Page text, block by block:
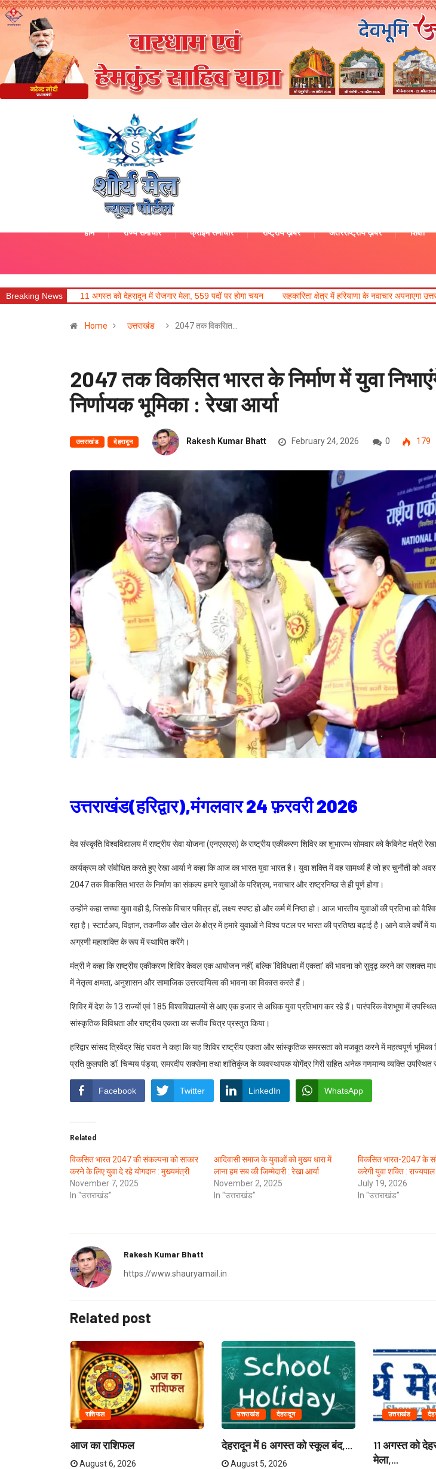
होम राज्य समाचार क्राइम समाचार राष्ट्रीय ख़बरें अंतरराष्ट्रीय ख़बरें शिक्षा
Breaking News
अगस्त को देहरादून में रोजगार मेला, 559 पदों पर होगा चयन सहकारिता क्षेत्र में हरियाणा के नवाचार अपनाएगा उत्तराखंड : धन सिंह रावत
Home उत्तराखंड 2047 तक विकसित…
2047 तक विकसित भारत के निर्माण में युवा
निर्णायक भूमिका : रेखा आर्या
उत्तराखंड देहरादून Rakesh Kumar Bhatt February 24, 2026 0 179
उत्तराखंड(हरिद्वार),मंगलवार 24 फ़रवरी 2026
देव संस्कृति विश्वविद्यालय में राष्ट्रीय सेवा योजना (एनएसएस) के राष्ट्रीय एकीकरण शिविर का शुभारम्भ सोमवार को कैबिनेट मंत्री
कार्यक्रम को संबोधित करते हुए रेखा आर्या ने कहा कि आज का भारत युवा भारत है। युवा शक्ति में वह सामर्थ्य है जो हर चुनौती को
2047 तक विकसित भारत के निर्माण का संकल्प हमारे युवाओं के परिश्रम, नवाचार और राष्ट्रनिष्ठा से ही पूर्ण होगा।
उन्होंने कहा सच्चा युवा वही है, जिसके विचार पवित्र हों, लक्ष्य स्पष्ट हो और कर्म में निष्ठा हो। आज भारतीय युवाओं की प्रतिभा को
रहा है। स्टार्टअप, विज्ञान, तकनीक और खेल के क्षेत्र में हमारे युवाओं ने विश्व पटल पर भारत की प्रतिष्ठा बढ़ाई है। आने वाले वर्षों में
अग्रणी महाशक्ति के रूप में स्थापित करेंगे।
मंत्री ने कहा कि राष्ट्रीय एकीकरण शिविर केवल एक आयोजन नहीं, बल्कि ‘विविधता में एकता’ की भावना को सुदृढ़ करने का सशक्त
में नेतृत्व क्षमता, अनुशासन और सामाजिक उत्तरदायित्व की भावना का विकास करते हैं।
शिविर में देश के 13 राज्यों एवं 185 विश्वविद्यालयों से आए एक हजार से अधिक युवा प्रतिभाग कर रहे हैं। पारंपरिक वेशभूषा में
सांस्कृतिक विविधता और राष्ट्रीय एकता का सजीव चित्र प्रस्तुत किया।
हरिद्वार सांसद त्रिवेंद्र सिंह रावत ने कहा कि यह शिविर राष्ट्रीय एकता और सांस्कृतिक समरसता को मजबूत करने में महत्वपूर्ण भूमिका
प्रति कुलपति डॉ. चिन्मय पंड्या, समरदीप सक्सेना तथा शांतिकुंज के व्यवस्थापक योगेंद्र गिरी सहित अनेक गणमान्य व्यक्ति उपस्थित
Facebook Twitter LinkedIn WhatsApp
Related
विकसित भारत 2047 की संकल्पना को साकार
करने के लिए युवा दे रहे योगदान : मुख्यमंत्री
November 7, 2025
In "उत्तराखंड"
आदिवासी समाज के युवाओं को मुख्य धारा में
लाना हम सब की जिम्मेदारी : रेखा आर्या
November 2, 2025
In "उत्तराखंड"
विकसित भारत-2047 के
करेगी युवा शक्ति : राज्यपाल
July 19, 2026
In "उत्तराखंड"
Rakesh Kumar Bhatt
https://www.shauryamail.in
Related post
राशिफल
आज का राशिफल
August 6, 2026
उत्तराखंड देहरादून
देहरादून में 6 अगस्त को स्कूल बंद,...
August 5, 2026
उत्तराखंड
11 अगस्त को
मेला,...